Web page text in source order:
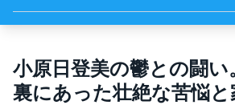
小原日登美の鬱との闘
裏にあった壮絶な苦悩